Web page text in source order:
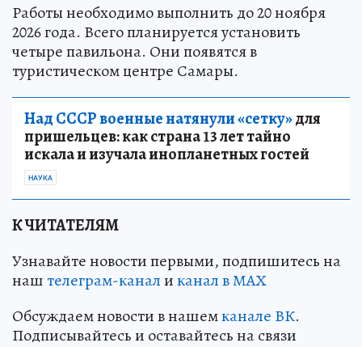
Работы необходимо выполнить до 20 ноября
2026 года. Всего планируется установить
четыре павильона. Они появятся в
туристическом центре Самары.
Над СССР военные натянули «сетку»для
пришельцев: как страна 13 лет тайно
искала и изучала инопланетных гостей
НАУКА
К ЧИТАТЕЛЯМ
Узнавайте новости первыми, подпишитесь на
наштелеграм-каналиканал в МАХ
Обсуждаем новости в нашемканале ВК.
Подписывайтесь и оставайтесь на связи